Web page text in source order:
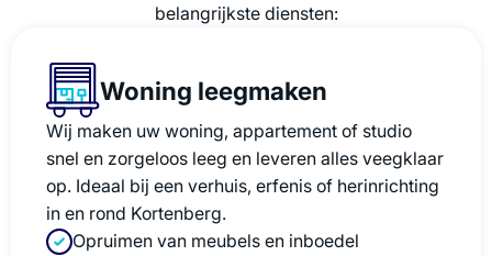
belangrijkste diensten:
Woning leegmaken
Wij maken uw woning, appartement of studio
snel en zorgeloos leeg en leveren alles veegklaar
op. Ideaal bij een verhuis, erfenis of herinrichting
in en rond Kortenberg.
Opruimen van meubels en inboedel